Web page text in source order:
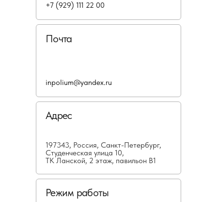
Почта
Адрес
197343, Россия, Санкт-Петербург,
Студенческая улица 10,
ТК Ланской, 2 этаж, павильон В1
Режим работы
+7 (929) 111 22 00
inpolium@yandex.ru